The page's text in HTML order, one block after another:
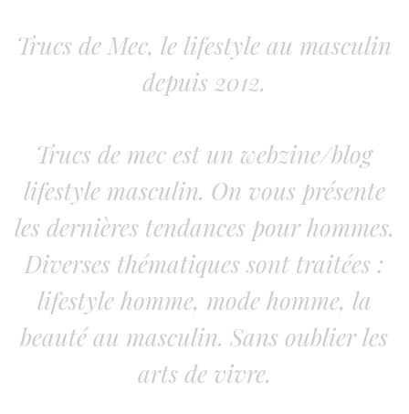
Trucs de Mec, le lifestyle au masculin
depuis 2012.
Trucs de mec est un webzine/blog
lifestyle masculin. On vous présente
les dernières tendances pour hommes.
Diverses thématiques sont traitées :
lifestyle homme, mode homme, la
beauté au masculin. Sans oublier les
arts de vivre.